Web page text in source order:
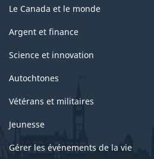
Le Canada et le monde
Argent et finance
Science et innovation
Autochtones
Vétérans et militaires
Jeunesse
Gérer les événements de la vie